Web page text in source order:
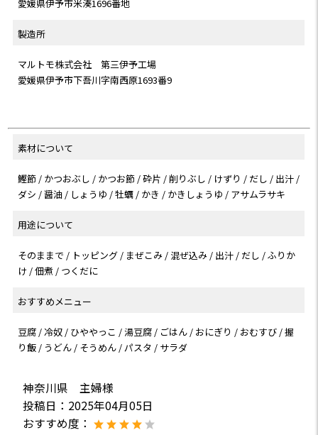
愛媛県伊予市米湊1696番地
製造所
マルトモ株式会社 第三伊予工場
愛媛県伊予市下吾川字南西原1693番9
素材について
鰹節 / かつおぶし / かつお節 / 砕片 / 削りぶし / けずり / だし / 出汁 /
ダシ / 醤油 / しょうゆ / 牡蠣 / かき / かきしょうゆ / アサムラサキ
用途について
そのままで / トッピング / まぜこみ / 混ぜ込み / 出汁 / だし / ふりか
け / 佃煮 / つくだに
おすすめメニュー
豆腐 / 冷奴 / ひややっこ / 湯豆腐 / ごはん / おにぎり / おむすび / 握
り飯 / うどん / そうめん / パスタ / サラダ
神奈川県 主婦様
投稿日： 2025年04月05日
おすすめ度：